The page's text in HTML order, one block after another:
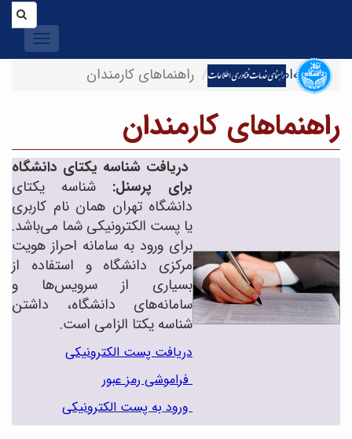
صفحه‌اصلی اخبار راهنماهای کارمندان
راهنماهای کارمندان
دریافت شناسه یکتای دانشگاه
برای پرسنل: شناسه یکتای
دانشگاه تهران همان نام کاربری
یا پست الکترونیکی شما می‌باشد.
برای ورود به سامانه احراز هویت
مرکزی دانشگاه و استفاده از
بسیاری از سرویس‌ها و
سامانه‌های دانشگاه، داشتن
شناسه یکتا الزامی است.
دریافت پست الکترونیکی
فراموشی رمز عبور
ورود به پست الکترونیکی